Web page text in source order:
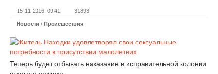
15-11-2016, 09:41 31893
Новости / Происшествия
Теперь будет отбывать наказание в исправительной колонии